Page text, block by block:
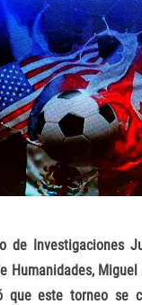
de Investigaciones
Humanidades, Miguel
que este torneo se